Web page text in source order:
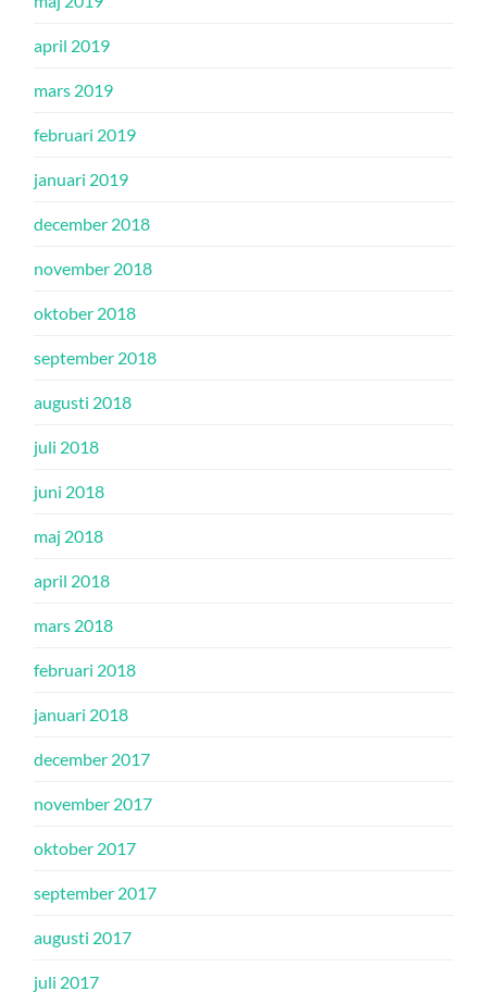
april 2019
mars 2019
februari 2019
januari 2019
december 2018
november 2018
oktober 2018
september 2018
augusti 2018
juli 2018
juni 2018
maj 2018
april 2018
mars 2018
februari 2018
januari 2018
december 2017
november 2017
oktober 2017
september 2017
augusti 2017
juli 2017